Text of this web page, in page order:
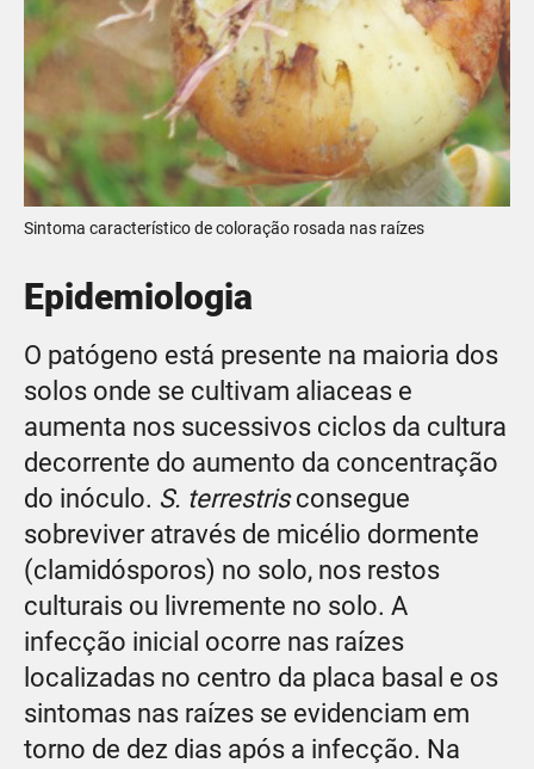
Sintoma característico de coloração rosada nas raízes
Epidemiologia
O patógeno está presente na maioria dos
solos onde se cultivam aliaceas e
aumenta nos sucessivos ciclos da cultura
decorrente do aumento da concentração
do inóculo. S. terrestrisconsegue
sobreviver através de micélio dormente
(clamidósporos) no solo, nos restos
culturais ou livremente no solo. A
infecção inicial ocorre nas raízes
localizadas no centro da placa basal e os
sintomas nas raízes se evidenciam em
torno de dez dias após a infecção. Na